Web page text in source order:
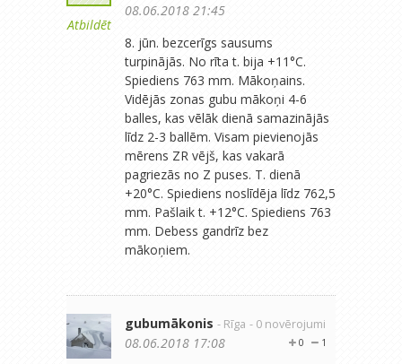
Atbildēt
08.06.2018 21:45
8. jūn. bezcerīgs sausums
turpinājās. No rīta t. bija +11°C.
Spiediens 763 mm. Mākoņains.
Vidējās zonas gubu mākoņi 4-6
balles, kas vēlāk dienā samazinājās
līdz 2-3 ballēm. Visam pievienojās
mērens ZR vējš, kas vakarā
pagriezās no Z puses. T. dienā
+20°C. Spiediens noslīdēja līdz 762,5
mm. Pašlaik t. +12°C. Spiediens 763
mm. Debess gandrīz bez
mākoņiem.
gubumākonis - Rīga - 0 novērojumi
1
0
08.06.2018 17:08